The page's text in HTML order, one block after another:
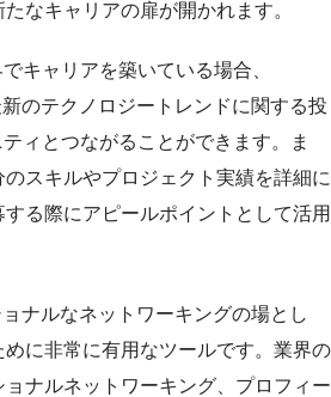
なキャリアの扉が開かれます。
キャリアを築いている場合、
のテクノロジートレンドに関する投
ィとつながることができます。ま
スキルやプロジェクト実績を詳細に
る際にアピールポイントとして活用
ナルなネットワーキングの場とし
に非常に有用なツールです。業界の
ナルネットワーキング、プロフィー